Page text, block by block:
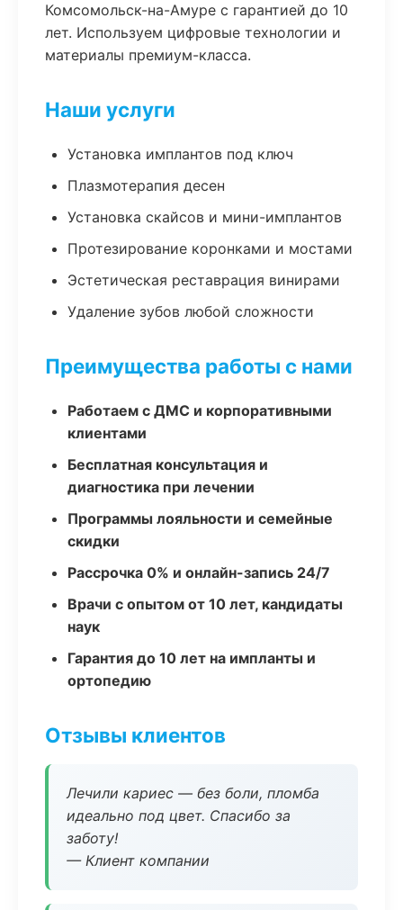
Комсомольск-на-Амуре с гарантией до 10
лет. Используем цифровые технологии и
материалы премиум-класса.
Наши услуги
Установка имплантов под ключ
Плазмотерапия десен
Установка скайсов и мини-имплантов
Протезирование коронками и мостами
Эстетическая реставрация винирами
Удаление зубов любой сложности
Преимущества работы с нами
Работаем с ДМС и корпоративными
клиентами
Бесплатная консультация и
диагностика при лечении
Программы лояльности и семейные
скидки
Рассрочка 0% и онлайн-запись 24/7
Врачи с опытом от 10 лет, кандидаты
наук
Гарантия до 10 лет на импланты и
ортопедию
Отзывы клиентов
Лечили кариес — без боли, пломба
идеально под цвет. Спасибо за
заботу!
— Клиент компании